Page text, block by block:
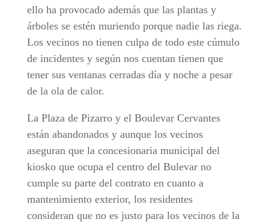
ello ha provocado además que las plantas y
árboles se estén muriendo porque nadie las riega.
Los vecinos no tienen culpa de todo este cúmulo
de incidentes y según nos cuentan tienen que
tener sus ventanas cerradas día y noche a pesar
de la ola de calor.
La Plaza de Pizarro y el Boulevar Cervantes
están abandonados y aunque los vecinos
aseguran que la concesionaria municipal del
kiosko que ocupa el centro del Bulevar no
cumple su parte del contrato en cuanto a
mantenimiento exterior, los residentes
consideran que no es justo para los vecinos de la